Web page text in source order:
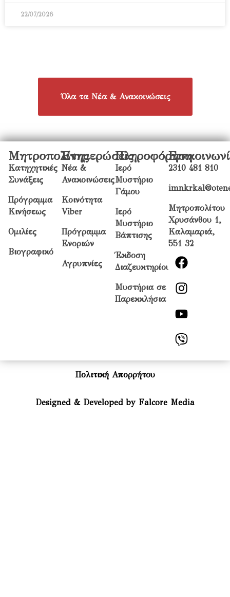
22/07/2026
Όλα τα Νέα & Ανακοινώσεις
Μητροπολίτης
Κατηχητικές
Συνάξεις
Πρόγραμμα
Κινήσεως
Ομιλίες
Βιογραφικό
Ενημερώσεις
Νέα &
Ανακοινώσεις
Κοινότητα
Viber
Πρόγραμμα
Ενοριών
Αγρυπνίες
Πληροφόρηση
Ιερό
Μυστήριο
Γάμου
Ιερό
Μυστήριο
Βάπτισης
Έκδοση
Διαζευκτηρίου
Μυστήρια σε
Παρεκκλήσια
2310 481 810
Μητροπολίτου
Χρυσάνθου 1,
Καλαμαριά,
551 32
Πολιτική Απορρήτου
Designed & Developed by Falcore Media